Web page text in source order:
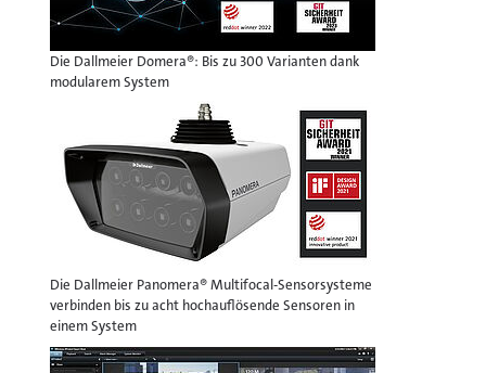
Die Dallmeier Domera®: Bis zu 300 Varianten dank
modularem System
Die Dallmeier Panomera® Multifocal-Sensorsysteme
verbinden bis zu acht hochauflösende Sensoren in
einem System